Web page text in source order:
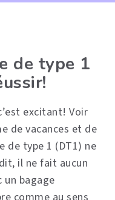
de type 1
excitant! Voir
de vacances et de
de type 1 (DT1) ne
il ne fait aucun
un bagage